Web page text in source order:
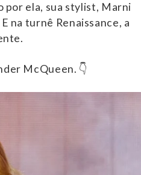
por ela, sua stylist, Marni
na turnê Renaissance, a
McQueen. 👇